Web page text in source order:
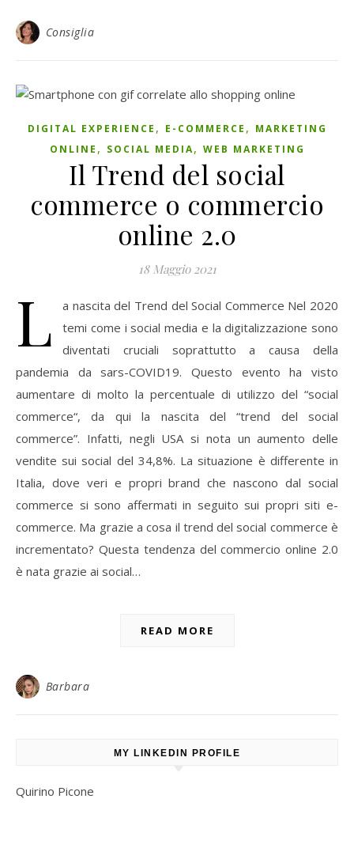
Consiglia
DIGITAL EXPERIENCE , E-COMMERCE , MARKETING
ONLINE , SOCIAL MEDIA, WEB MARKETING
Il Trend del social
commerce o commercio
online 2.0
18 Maggio 2021
L
a nascita del Trend del Social Commerce Nel 2020
temi come i social media e la digitalizzazione sono
diventati cruciali soprattutto a causa della
pandemia da sars-COVID19. Questo evento ha visto
aumentare di molto la percentuale di utilizzo del “social
commerce“, da qui la nascita del “trend del social
commerce”. Infatti, negli USA si nota un aumento delle
vendite sui social del 34,8%. La situazione è differente in
Italia, dove veri e propri brand che nascono dal social
commerce si sono affermati in seguito sui propri siti e-
commerce. Ma grazie a cosa il trend del social commerce è
incrementato? Questa tendenza del commercio online 2.0
è nata grazie ai social…
READ MORE
Barbara
MY LINKEDIN PROFILE
Quirino Picone